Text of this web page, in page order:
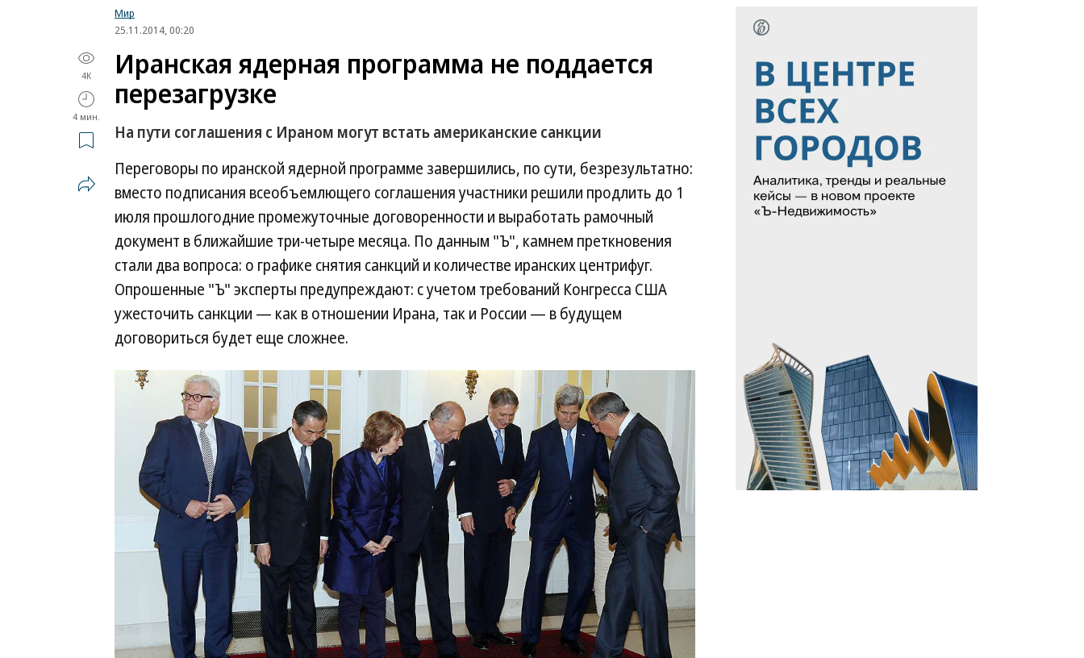
Мир
25.11.2014, 00:20
4K
4 мин.
Иранская ядерная программа не поддается
перезагрузке
На пути соглашения с Ираном могут встать американские санкции
Переговоры по иранской ядерной программе завершились, по сути, безрезультатно:
вместо подписания всеобъемлющего соглашения участники решили продлить до 1
июля прошлогодние промежуточные договоренности и выработать рамочный
документ в ближайшие три-четыре месяца. По данным "Ъ", камнем преткновения
стали два вопроса: о графике снятия санкций и количестве иранских центрифуг.
Опрошенные "Ъ" эксперты предупреждают: с учетом требований Конгресса США
ужесточить санкции — как в отношении Ирана, так и России — в будущем
договориться будет еще сложнее.